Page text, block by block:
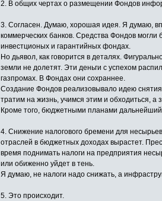
2. В общих чертах о размещении Фондов
3. Согласен. Думаю, хорошая идея. Я думаю,
коммерческих банков. Средства Фондов
инвестционых и гарантийных фондах.
Но дьявол, как говорится в деталях.
земли не долетят. Эти деньги с успехом
газпромах. В Фондах они сохраннее.
Создание Фондов реализовывало идею
тратим на жизнь, учимся этим и обходиться,
Кроме того, бюджетными планами
4. Снижение налогового бремени для
отраслей в бюджетных доходах вырастет.
время поднимать налоги на предприятия
или обиженно уйдет в тень.
Я думаю, не налоги надо снижать, а
5. Это происходит.